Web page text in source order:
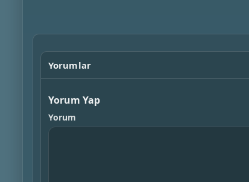
Yorumlar
Yorum Yap
Yorum